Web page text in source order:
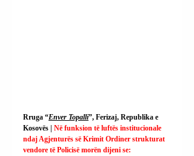
Rruga “Enver Topalli”, Ferizaj, Republika e
Kosovës | Në funksion të luftës institucionale
ndaj Agjenturës së Krimit Ordiner strukturat
vendore të Policisë morën dijeni se: